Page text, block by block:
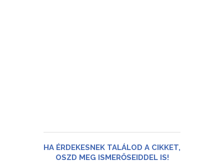
HA ÉRDEKESNEK TALÁLOD A CIKKET,
OSZD MEG ISMERŐSEIDDEL IS!